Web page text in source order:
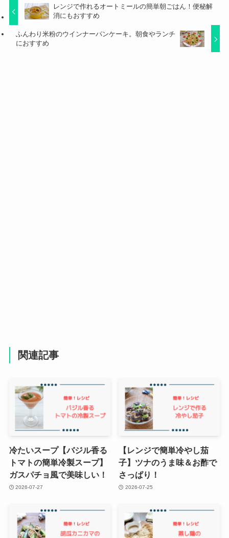
レンジで作れるオートミールの簡単朝ごはん！便秘解
消にもおすすめ
ふんわり米粉のウインナーパンケーキ。朝食やランチ
におすすめ
関連記事
冷たいスープ【バジル香る
トマトの簡単冷製スープ】
ガスパチョ風で美味しい！
2026-07-27
【レンジで簡単冷やし茄
子】ツナのうま味＆お酢で
さっぱり！
2026-07-25